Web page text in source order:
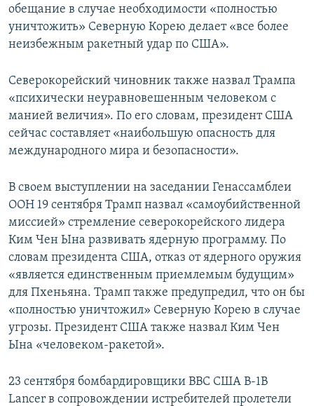
обещание в случае необходимости «полностью
уничтожить» Северную Корею делает «все более
неизбежным ракетный удар по США».
Северокорейский чиновник также назвал Трампа
«психически неуравновешенным человеком с
манией величия». По его словам, президент США
сейчас составляет «наибольшую опасность для
международного мира и безопасности».
В своем выступлении на заседании Генассамблеи
ООН 19 сентября Трамп назвал «самоубийственной
миссией» стремление северокорейского лидера
Ким Чен Ына развивать ядерную программу. По
словам президента США, отказ от ядерного оружия
«является единственным приемлемым будущим»
для Пхеньяна. Трамп также предупредил, что он бы
«полностью уничтожил» Северную Корею в случае
угрозы. Президент США также назвал Ким Чен
Ына «человеком-ракетой».
23 сентября бомбардировщики ВВС США B-1B
Lancer в сопровождении истребителей пролетели